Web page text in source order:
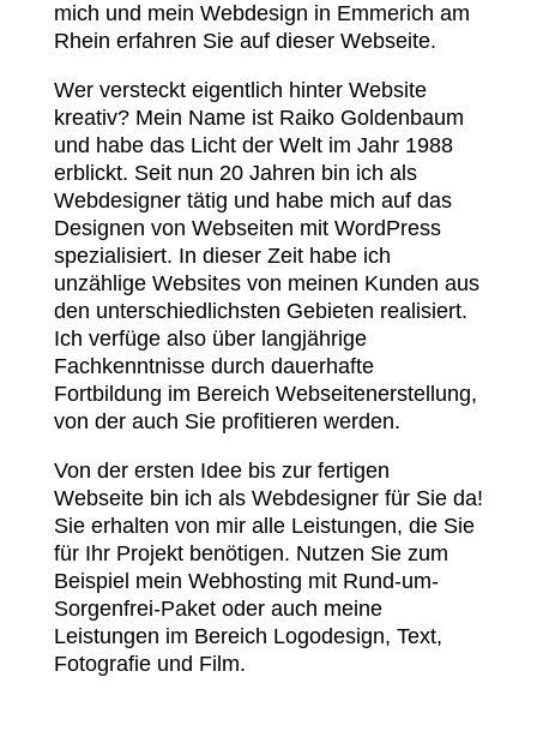
mich und mein Webdesign in Emmerich am
Rhein erfahren Sie auf dieser Webseite.
Wer versteckt eigentlich hinter Website
kreativ? Mein Name ist Raiko Goldenbaum
und habe das Licht der Welt im Jahr 1988
erblickt. Seit nun 20 Jahren bin ich als
Webdesigner tätig und habe mich auf das
Designen von Webseiten mit WordPress
spezialisiert. In dieser Zeit habe ich
unzählige Websites von meinen Kunden aus
den unterschiedlichsten Gebieten realisiert.
Ich verfüge also über langjährige
Fachkenntnisse durch dauerhafte
Fortbildung im Bereich Webseitenerstellung,
von der auch Sie profitieren werden.
Von der ersten Idee bis zur fertigen
Webseite bin ich als Webdesigner für Sie da!
Sie erhalten von mir alle Leistungen, die Sie
für Ihr Projekt benötigen. Nutzen Sie zum
Beispiel mein Webhosting mit Rund-um-
Sorgenfrei-Paket oder auch meine
Leistungen im Bereich Logodesign, Text,
Fotografie und Film.